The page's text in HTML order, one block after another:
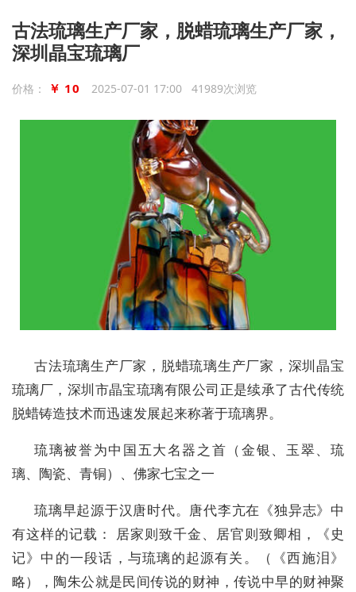
古法琉璃生产厂家，脱蜡琉璃生产厂家，
深圳晶宝琉璃厂
价格： ￥ 10 2025-07-01 17:00 41989次浏览
古法琉璃生产厂家，脱蜡琉璃生产厂家，深圳晶宝
琉璃厂，深圳市晶宝琉璃有限公司正是续承了古代传统
脱蜡铸造技术而迅速发展起来称著于琉璃界。
琉璃被誉为中国五大名器之首（金银 、玉翠、琉
璃、 陶瓷、 青铜）、 佛家七宝之一
琉璃早起源于汉唐时代。唐代李亢在《独异志》中
有这样的记载：
居家则致千金、居官则致卿相，《史
记》中的一段话，与琉璃的起源有关。（《西施泪》
略）， 陶朱公就是民间传说的财神，传说中早的财神聚